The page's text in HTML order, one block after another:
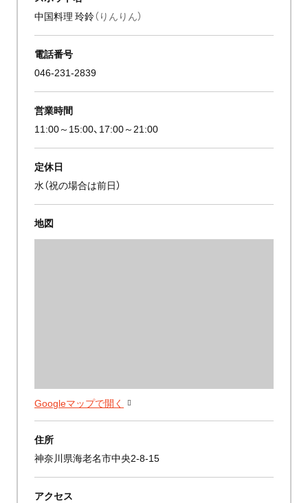
中国料理 玲鈴（りんりん）
電話番号
046-231-2839
営業時間
11:00～15:00、17:00～21:00
定休日
水（祝の場合は前日）
地図
Googleマップで開く
住所
神奈川県海老名市中央2-8-15
アクセス